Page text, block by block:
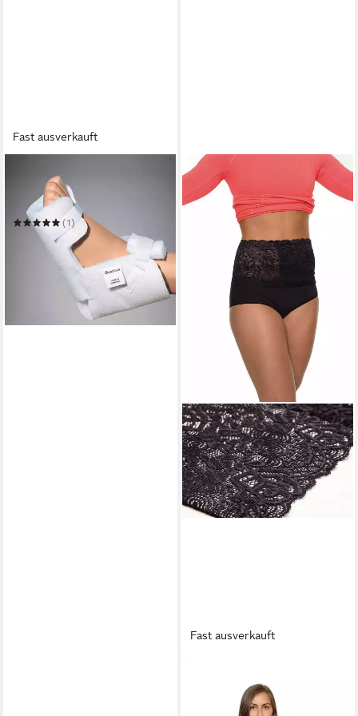
Fast ausverkauft
Fersenkissen Suprima
Fersenschuh kompakt mit
Klettverschluss
(1)
16,40 €
in 2-3 Werktagen bei dir
Fast ausverkauft
Rückenbandage Suprima
StomAktiv Wäschegürtel